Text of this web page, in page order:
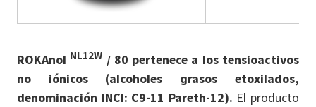
ROKAnol NL12W / 80 pertenece a los tensioactivos
no iónicos (alcoholes grasos etoxilados,
denominación INCI: C9-11 Pareth-12). El producto